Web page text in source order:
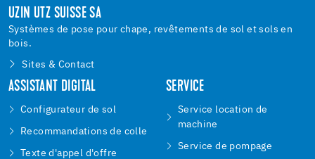
UZIN UTZ SUISSE SA
Systèmes de pose pour chape, revêtements de sol et sols en
bois.
Sites & Contact
ASSISTANT DIGITAL
Configurateur de sol
Recommandations de colle
Texte d'appel d'offre
SERVICE
Service location de
machine
Service de pompage